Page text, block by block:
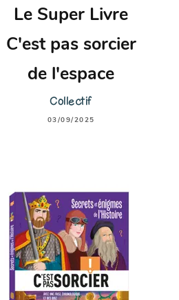
Le Super Livre
C'est pas sorcier
de l'espace
Collectif
03/09/2025